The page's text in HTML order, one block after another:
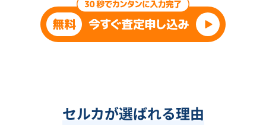
セルカが選ばれる理由